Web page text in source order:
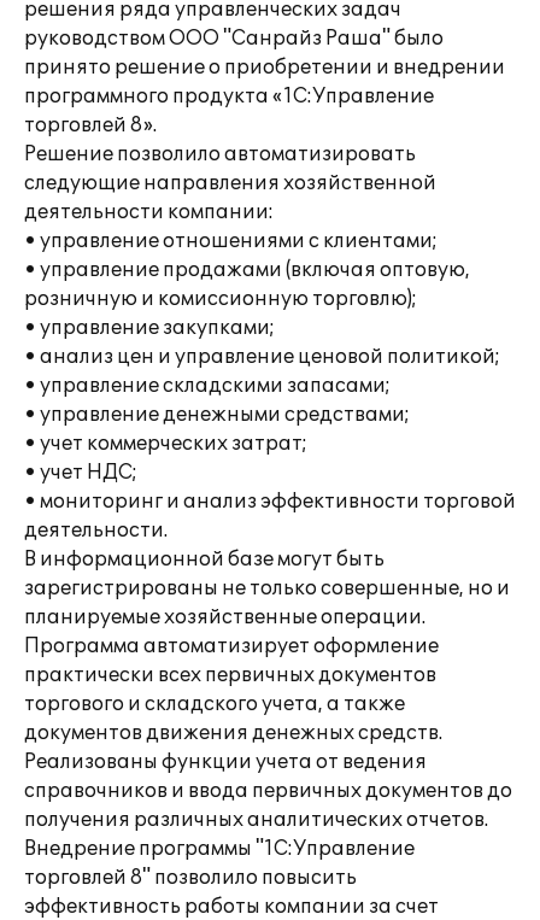
решения ряда управленческих задач
руководством ООО "Санрайз Раша" было
принято решение о приобретении и внедрении
программного продукта «1С:Управление
торговлей 8».
Решение позволило автоматизировать
следующие направления хозяйственной
деятельности компании:
• управление отношениями с клиентами;
• управление продажами (включая оптовую,
розничную и комиссионную торговлю);
• управление закупками;
• анализ цен и управление ценовой политикой;
• управление складскими запасами;
• управление денежными средствами;
• учет коммерческих затрат;
• учет НДС;
• мониторинг и анализ эффективности торговой
деятельности.
В информационной базе могут быть
зарегистрированы не только совершенные, но и
планируемые хозяйственные операции.
Программа автоматизирует оформление
практически всех первичных документов
торгового и складского учета, а также
документов движения денежных средств.
Реализованы функции учета от ведения
справочников и ввода первичных документов до
получения различных аналитических отчетов.
Внедрение программы "1С:Управление
торговлей 8" позволило повысить
эффективность работы компании за счет